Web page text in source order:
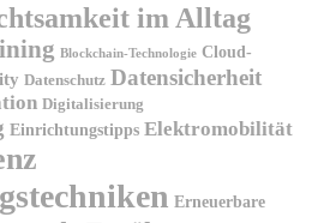
im Alltag
Blockchain-Technologie Cloud-
Datenschutz Datensicherheit
Digitalisierung
Einrichtungstipps Elektromobilität
Erneuerbare